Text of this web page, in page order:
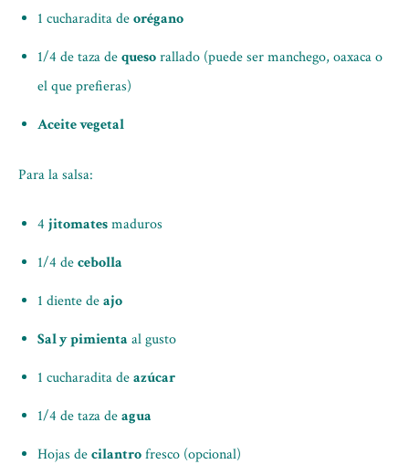
1 cucharadita deorégano
1/4 de taza dequesorallado (puede ser manchego, oaxaca o
el que prefieras)
Aceite vegetal
Para la salsa:
4 jitomatesmaduros
1/4 decebolla
1 diente deajo
Sal y pimienta al gusto
1 cucharadita deazúcar
1/4 de taza deagua
Hojas decilantrofresco (opcional)